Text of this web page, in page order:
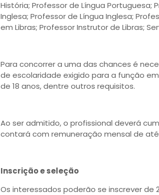
História; Professor de Língua Portuguesa;
Inglesa; Professor de Língua Inglesa;
em Libras; Professor Instrutor de Libras;
Para concorrer a uma das chances é
de escolaridade exigido para a função
de 18 anos, dentre outros requisitos.
Ao ser admitido, o profissional deverá
contará com remuneração mensal de até
Inscrição e seleção
Os interessados poderão se inscrever de